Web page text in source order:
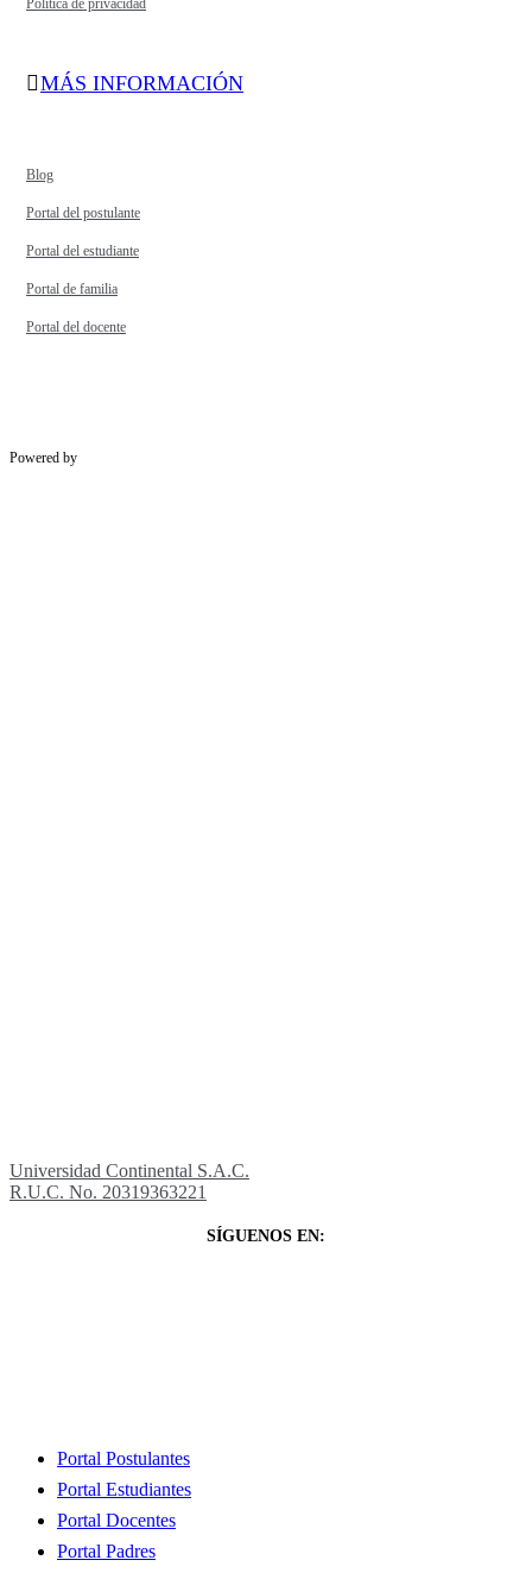
Política de privacidad
MÁS INFORMACIÓN
Blog
Portal del postulante
Portal del estudiante
Portal de familia
Portal del docente
Powered by
Universidad Continental S.A.C.
R.U.C. No. 20319363221
SÍGUENOS EN:
Close
Portal Postulantes
Portal Estudiantes
Portal Docentes
Portal Padres